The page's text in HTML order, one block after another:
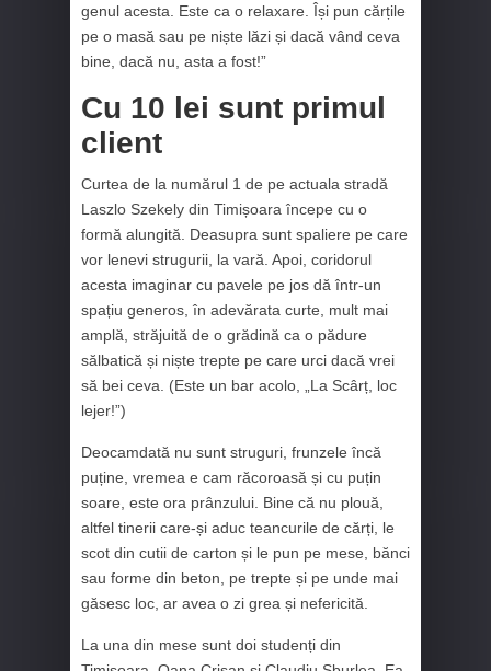
genul acesta. Este ca o relaxare. Își pun cărțile
pe o masă sau pe niște lăzi și dacă vând ceva
bine, dacă nu, asta a fost!”
Cu 10 lei sunt primul
client
Curtea de la numărul 1 de pe actuala stradă
Laszlo Szekely din Timișoara începe cu o
formă alungită. Deasupra sunt spaliere pe care
vor lenevi strugurii, la vară. Apoi, coridorul
acesta imaginar cu pavele pe jos dă într-un
spațiu generos, în adevărata curte, mult mai
amplă, străjuită de o grădină ca o pădure
sălbatică și niște trepte pe care urci dacă vrei
să bei ceva. (Este un bar acolo, „La Scârț, loc
lejer!”)
Deocamdată nu sunt struguri, frunzele încă
puține, vremea e cam răcoroasă și cu puțin
soare, este ora prânzului. Bine că nu plouă,
altfel tinerii care-și aduc teancurile de cărți, le
scot din cutii de carton și le pun pe mese, bănci
sau forme din beton, pe trepte și pe unde mai
găsesc loc, ar avea o zi grea și nefericită.
La una din mese sunt doi studenți din